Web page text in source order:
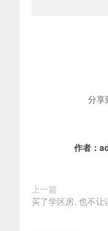
分享
作者：
上一篇
买了学区房, 也不让